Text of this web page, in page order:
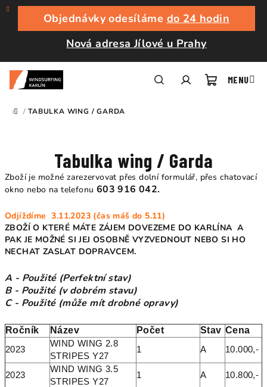
Přejít
obsah
Objednávky odesíláme do 24 hodin
Nová adresa Jílové u Prahy
DOMŮ
/ TABULKA WING / GARDA
Tabulka wing / Garda
Zboží je možné zarezervovat přes dolní formulář, přes chatovací
okno nebo na telefonu 603 916 042.
Odjíždíme 3.11.2023 (čas máš do 5.11)
ZBOŽÍ O KTERÉ MÁTE ZÁJEM DOVEZEME DO KARLÍNA A
PAK JE MOŽNÉ SI JEJ OSOBNĚ VYZVEDNOUT NEBO SI HO
NECHAT ZASLAT DOPRAVCEM.
A - Použité (Perfektní stav)
B - Použité (v dobrém stavu)
C - Použité (může mít drobné opravy)
Ročník Název Počet Stav Cena
2023
WIND WING 2.8
STRIPES Y27
1 A 10.000,-
2023
WIND WING 3.5
STRIPES Y27
1 A 10.800,-